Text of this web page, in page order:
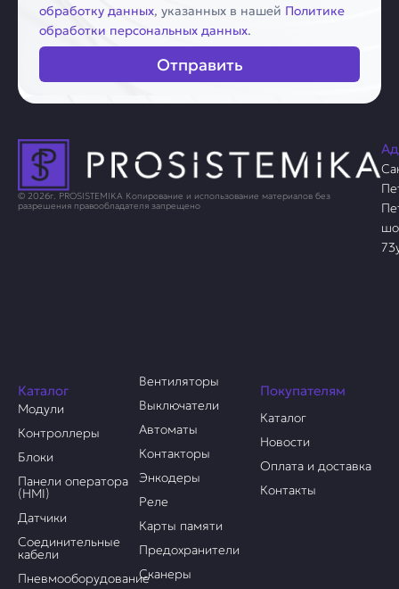
обработку данных, указанных в нашей Политике
обработки персональных данных.
Отправить
© 2026г. PROSISTEMIKA Копирование и использование материалов без
разрешения правообладателя запрещено
Каталог
Модули
Контроллеры
Блоки
Панели оператора
(HMI)
Датчики
Соединительные
кабели
Пневмооборудование
Вентиляторы
Выключатели
Автоматы
Контакторы
Энкодеры
Реле
Карты памяти
Предохранители
Сканеры
Покупателям
Каталог
Новости
Оплата и доставка
Контакты